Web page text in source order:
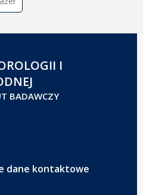
I
BADAWCZY
dane kontaktowe